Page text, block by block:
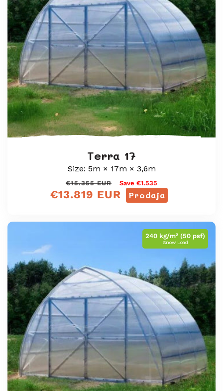
Terra 17
Size: 5m × 17m × 3,6m
Redna
cena
€15.355 EUR Save €1.535
Prodaja
Prodajna
cena
€13.819 EUR
240 kg/m² (50 psf)
Snow Load